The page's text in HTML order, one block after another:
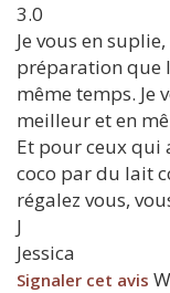
3.0
Je vous en
préparation que
même temps. Je
meilleur et en
Et pour ceux qui
coco par du lait
régalez vous,
J
Jessica
Signaler cet avis